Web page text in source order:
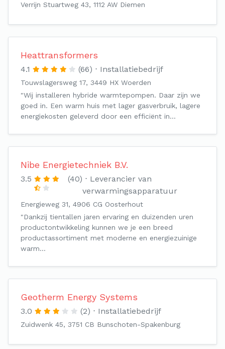
Verrijn Stuartweg 43, 1112 AW Diemen
Heattransformers
4.1 (66) Installatiebedrijf
Touwslagersweg 17, 3449 HX Woerden
"Wij installeren hybride warmtepompen. Daar zijn we
goed in. Een warm huis met lager gasverbruik, lagere
energiekosten geleverd door een efficiënt in…
Nibe Energietechniek B.V.
3.5 (40)
Leverancier van
verwarmingsapparatuur
Energieweg 31, 4906 CG Oosterhout
"Dankzij tientallen jaren ervaring en duizenden uren
productontwikkeling kunnen we je een breed
productassortiment met moderne en energiezuinige
warm…
Geotherm Energy Systems
3.0 (2) Installatiebedrijf
Zuidwenk 45, 3751 CB Bunschoten-Spakenburg